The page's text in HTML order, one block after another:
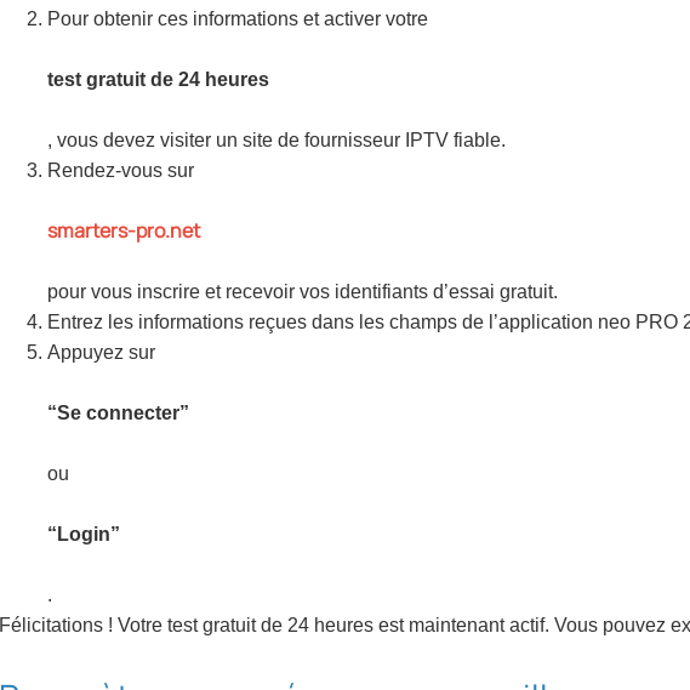
Pour obtenir ces informations et activer votre
test gratuit de 24 heures
, vous devez visiter un site de fournisseur IPTV fiable.
Rendez-vous sur
smarters-pro.net
pour vous inscrire et recevoir vos identifiants d’essai gratuit.
Entrez les informations reçues dans les champs de l’application neo PRO
Appuyez sur
“Se connecter”
ou
“Login”
.
Félicitations ! Votre test gratuit de 24 heures est maintenant actif. Vous pouvez